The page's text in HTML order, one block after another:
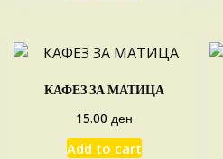
КАФЕЗ ЗА МАТИЦА
15.00 ден
Add to cart